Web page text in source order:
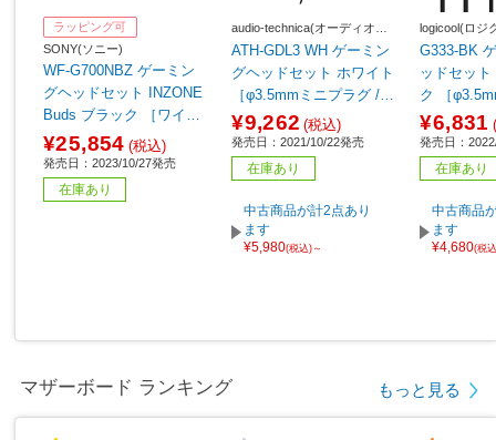
ラッピング可
SONY(ソニー)
WF-G700NBZ ゲーミン
グヘッドセット INZONE
Buds ブラック ［ワイヤ
レス（Bluetooth＋USB-
C） /両耳 /イヤホンタイ
プ］
¥25,854 (税込)
発売日：2023/10/27発売
在庫あり
audio-technica(オーディオテ
クニカ)
ATH-GDL3 WH ゲーミン
グヘッドセット ホワイト
［φ3.5mmミニプラグ /両
耳 /ヘッドバンドタイ
プ］
¥9,262 (税込)
発売日：2021/10/22発売
在庫あり
中古商品が計2点あり
ます
¥5,980(税込)～
logicool(ロジ
G333-BK
ッドセッ
ク ［
＋USB-C /
タイプ］
¥6,831
発売日：
在庫あり
中古商品
ます
¥4,680(税
マザーボード ランキング もっと見る